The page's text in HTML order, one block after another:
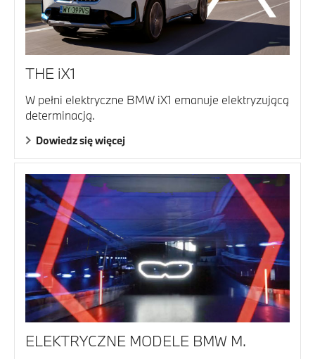
THE iX1
W pełni elektryczne BMW iX1 emanuje elektryzującą
determinacją.
Dowiedz się więcej
ELEKTRYCZNE MODELE BMW M.